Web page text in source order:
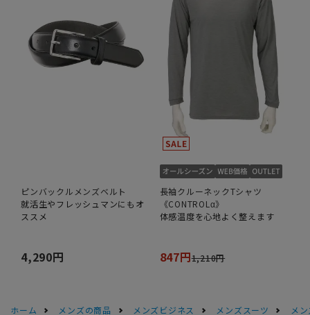
ピンバックルメンズベルト
就活生やフレッシュマンにもオ
ススメ
4,290円
長袖クルーネックTシャツ
《CONTROLα》
体感温度を心地よく整えます
847円1,210円
ホーム メンズの商品 メンズビジネス メンズスーツ
メ